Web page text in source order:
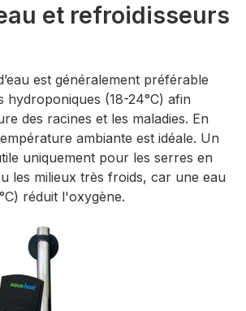
et refroidisseurs
est généralement préférable
hydroponiques (18-24°C) afin
des racines et les maladies. En
ambiante est idéale. Un
uniquement pour les serres en
les milieux très froids, car une eau
réduit l'oxygène.